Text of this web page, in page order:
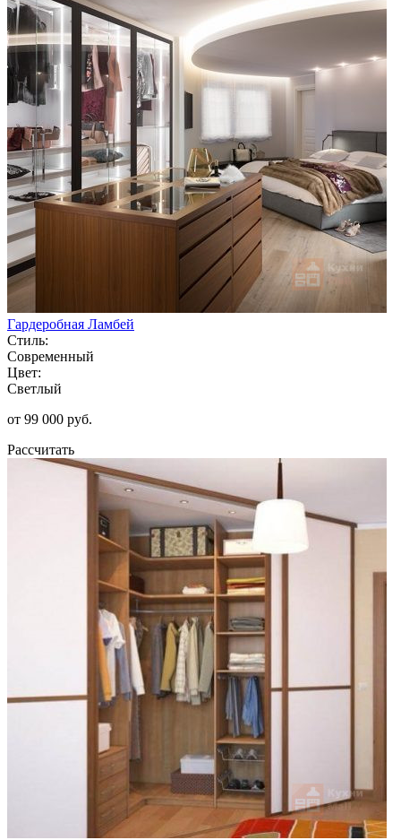
Гардеробная Ламбей
Стиль:
Современный
Цвет:
Светлый
от 99 000 руб.
Рассчитать